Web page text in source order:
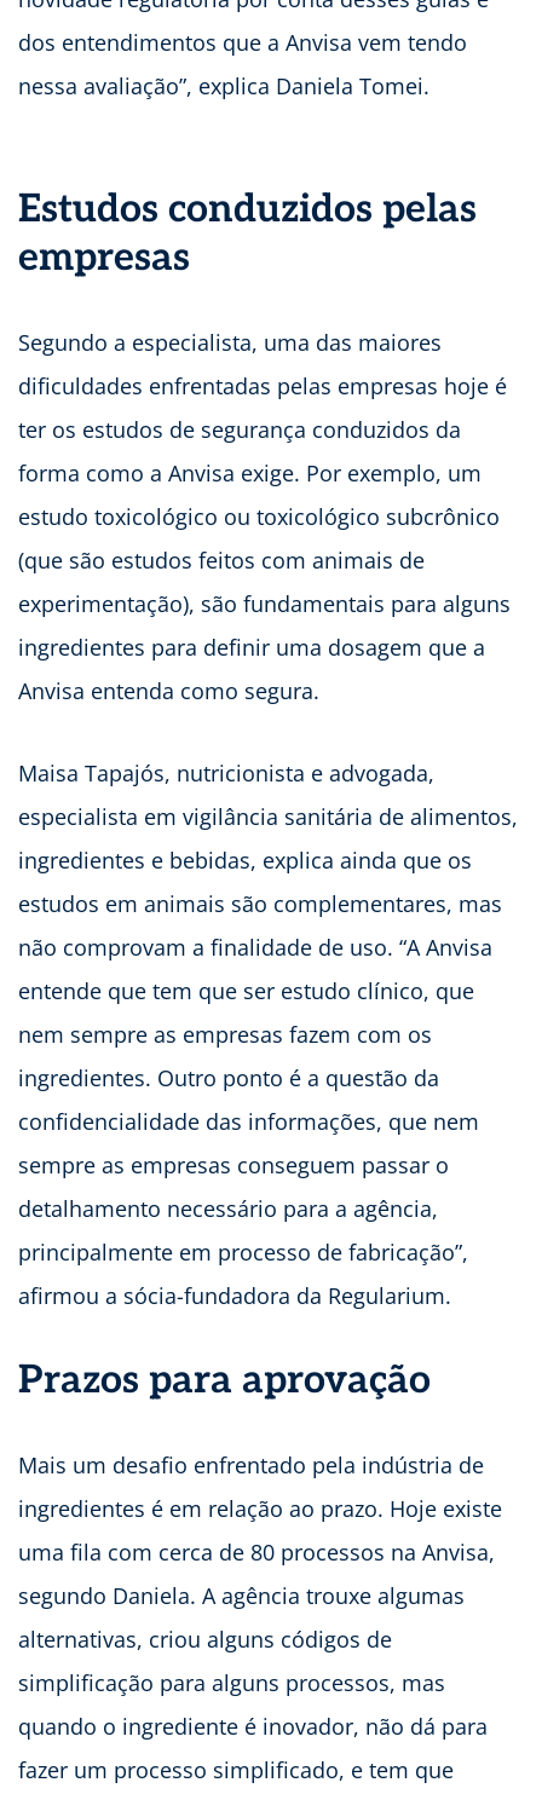
dos entendimentos que a Anvisa vem tendo
nessa avaliação”, explica Daniela Tomei.
Estudos conduzidos pelas
empresas
Segundo a especialista, uma das maiores
dificuldades enfrentadas pelas empresas hoje é
ter os estudos de segurança conduzidos da
forma como a Anvisa exige. Por exemplo, um
estudo toxicológico ou toxicológico subcrônico
(que são estudos feitos com animais de
experimentação), são fundamentais para alguns
ingredientes para definir uma dosagem que a
Anvisa entenda como segura.
Maisa Tapajós, nutricionista e advogada,
especialista em vigilância sanitária de alimentos,
ingredientes e bebidas, explica ainda que os
estudos em animais são complementares, mas
não comprovam a finalidade de uso. “A Anvisa
entende que tem que ser estudo clínico, que
nem sempre as empresas fazem com os
ingredientes. Outro ponto é a questão da
confidencialidade das informações, que nem
sempre as empresas conseguem passar o
detalhamento necessário para a agência,
principalmente em processo de fabricação”,
afirmou a sócia-fundadora da Regularium.
Prazos para aprovação
Mais um desafio enfrentado pela indústria de
ingredientes é em relação ao prazo. Hoje existe
uma fila com cerca de 80 processos na Anvisa,
segundo Daniela. A agência trouxe algumas
alternativas, criou alguns códigos de
simplificação para alguns processos, mas
quando o ingrediente é inovador, não dá para
fazer um processo simplificado, e tem que